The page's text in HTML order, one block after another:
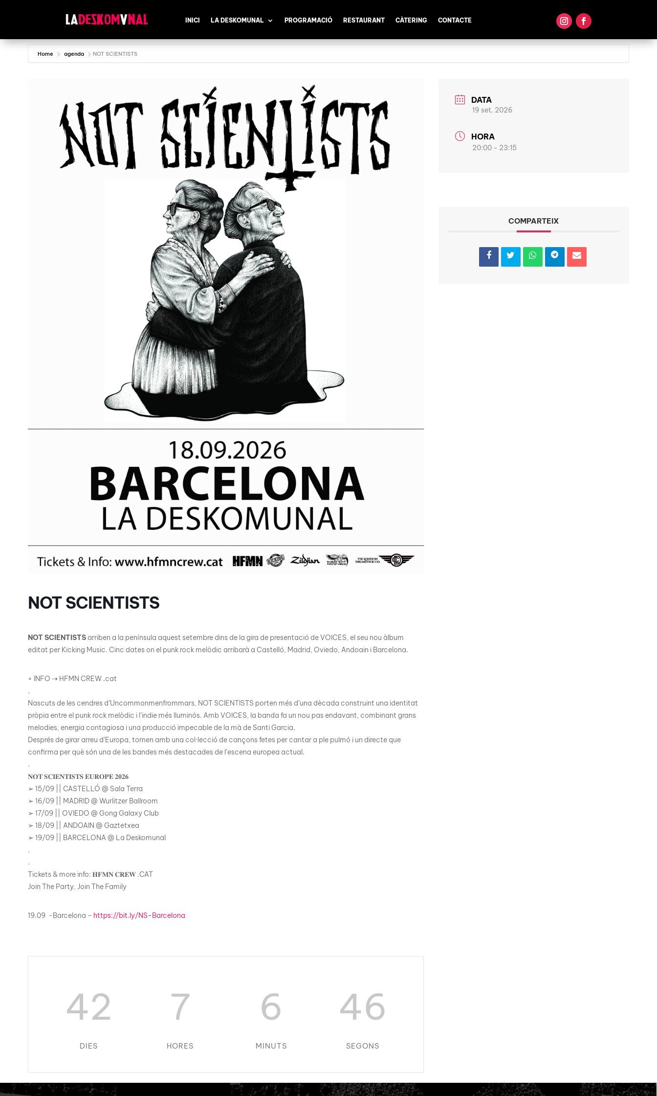
INICI LA DESKOMUNAL PROGRAMACIÓ RESTAURANT CÀTERING CONTACTE
Home agenda NOT SCIENTISTS
NOT SCIENTISTS
NOT SCIENTISTS arriben a la península aquest setembre dins de la gira de presentació de VOICES, el seu nou àlbum
editat per Kicking Music. Cinc dates on el punk rock melòdic arribarà a Castelló, Madrid, Oviedo, Andoain i Barcelona.
+ INFO ⇢ HFMN CREW .cat
.
Nascuts de les cendres d’Uncommonmenfrommars, NOT SCIENTISTS porten més d’una dècada construint una identitat
pròpia entre el punk rock melòdic i l’indie més lluminós. Amb VOICES, la banda fa un nou pas endavant, combinant grans
melodies, energia contagiosa i una producció impecable de la mà de Santi Garcia.
Després de girar arreu d’Europa, tornen amb una col·lecció de cançons fetes per cantar a ple pulmó i un directe que
confirma per què són una de les bandes més destacades de l’escena europea actual.
.
𝐍𝐎𝐓 𝐒𝐂𝐈𝐄𝐍𝐓𝐈𝐒𝐓𝐒 𝐄𝐔𝐑𝐎𝐏𝐄 𝟐𝟎𝟐𝟔
➢ 15/09 || CASTELLÓ @ Sala Terra
➢ 16/09 || MADRID @ Wurlitzer Ballroom
➢ 17/09 || OVIEDO @ Gong Galaxy Club
➢ 18/09 || ANDOAIN @ Gaztetxea
➢ 19/09 || BARCELONA @ La Deskomunal
.
.
Tickets & more info: 𝐇𝐅𝐌𝐍 𝐂𝐑𝐄𝐖 .CAT
Join The Party, Join The Family
19.09 -Barcelona – https://bit.ly/NS-Barcelona
42
DIES
7
HORES
6
MINUTS
45
SEGONS
DATA
19 set. 2026
HORA
20:00 - 23:15
COMPARTEIX